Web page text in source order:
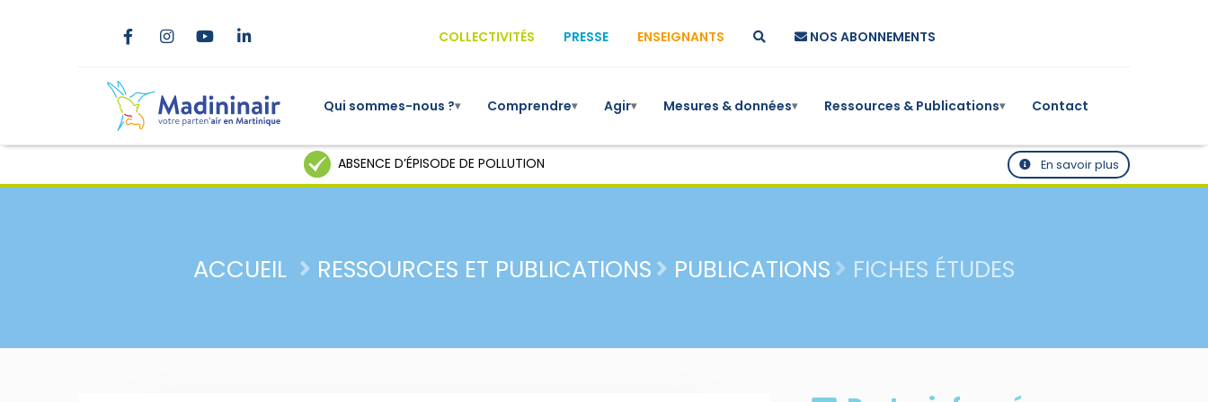
COLLECTIVITÉS PRESSE ENSEIGNANTS NOS ABONNEMENTS
Qui sommes-nous ?▾ Comprendre▾ Agir▾ Mesures & données▾ Ressources & Publications▾ Contact
ABSENCE D’ÉPISODE DE POLLUTION En savoir plus
ACCUEIL RESSOURCES ET PUBLICATIONS PUBLICATIONS FICHES ÉTUDES